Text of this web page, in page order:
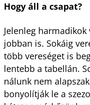
Hogy áll a csapat?
Jelenleg
jobban is. Sokáig
több vereséget is
lentebb a tabellán.
nálunk nem
bonyolítják le a